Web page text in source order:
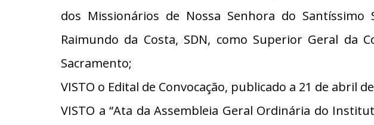
dos Missionários de Nossa Senhora do
Raimundo da Costa, SDN, como Superior Geral da
Sacramento;
VISTO o Edital de Convocação, publicado a 21 de abril
VISTO a “Ata da Assembleia Geral Ordinária do